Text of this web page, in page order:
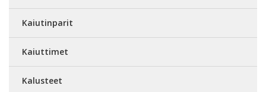
Kaiutinparit
Kaiuttimet
Kalusteet